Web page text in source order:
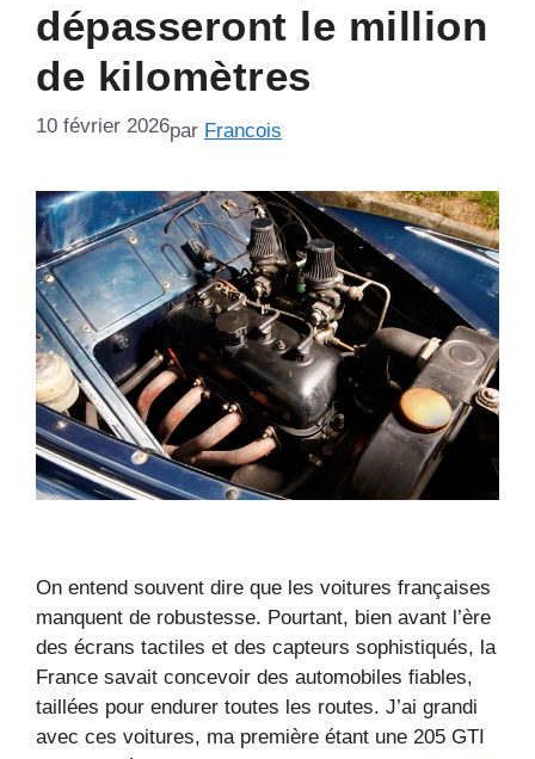
dépasseront le million
de kilomètres
10 février 2026par Francois
On entend souvent dire que les voitures françaises
manquent de robustesse. Pourtant, bien avant l’ère
des écrans tactiles et des capteurs sophistiqués, la
France savait concevoir des automobiles fiables,
taillées pour endurer toutes les routes. J’ai grandi
avec ces voitures, ma première étant une 205 GTI